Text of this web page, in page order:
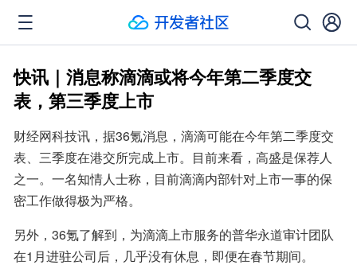
快讯｜消息称滴滴或将今年第二季度交
表，第三季度上市
财经网科技讯，据36氪消息，滴滴可能在今年第二季度交
表、三季度在港交所完成上市。目前来看，高盛是保荐人
之一。一名知情人士称，目前滴滴内部针对上市一事的保
密工作做得极为严格。
另外，36氪了解到，为滴滴上市服务的普华永道审计团队
在1月进驻公司后，几乎没有休息，即便在春节期间。